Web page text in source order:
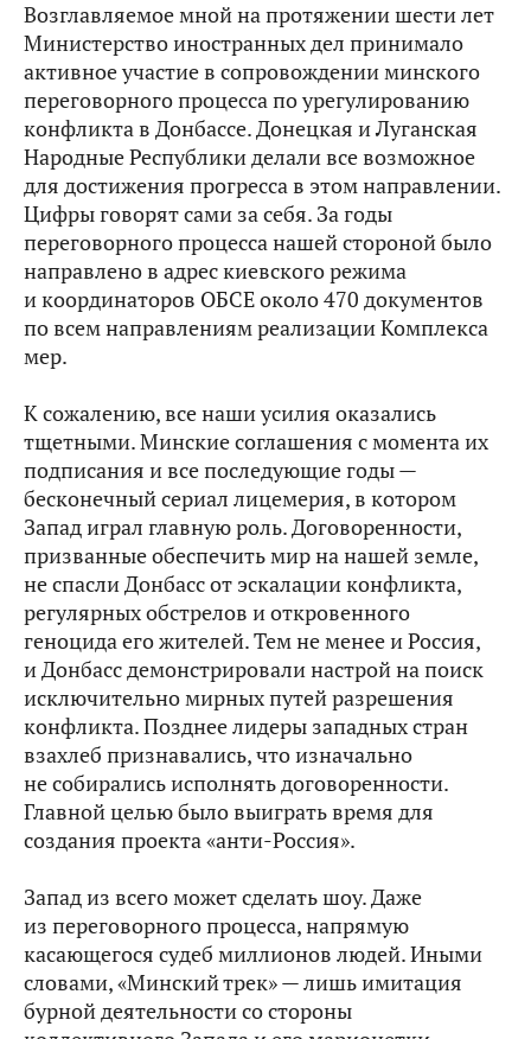
Возглавляемое мной на протяжении шести лет
Министерство иностранных дел принимало
активное участие в сопровождении минского
переговорного процесса по урегулированию
конфликта в Донбассе. Донецкая и Луганская
Народные Республики делали все возможное
для достижения прогресса в этом направлении.
Цифры говорят сами за себя. За годы
переговорного процесса нашей стороной было
направлено в адрес киевского режима
и координаторов ОБСЕ около 470 документов
по всем направлениям реализации Комплекса
мер.
К сожалению, все наши усилия оказались
тщетными. Минские соглашения с момента их
подписания и все последующие годы —
бесконечный сериал лицемерия, в котором
Запад играл главную роль. Договоренности,
призванные обеспечить мир на нашей земле,
не спасли Донбасс от эскалации конфликта,
регулярных обстрелов и откровенного
геноцида его жителей. Тем не менее и Россия,
и Донбасс демонстрировали настрой на поиск
исключительно мирных путей разрешения
конфликта. Позднее лидеры западных стран
взахлеб признавались, что изначально
не собирались исполнять договоренности.
Главной целью было выиграть время для
создания проекта «анти-Россия».
Запад из всего может сделать шоу. Даже
из переговорного процесса, напрямую
касающегося судеб миллионов людей. Иными
словами, «Минский трек» — лишь имитация
бурной деятельности со стороны